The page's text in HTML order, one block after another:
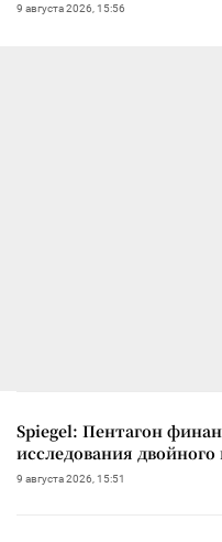
9 августа 2026, 15:56
Spiegel: Пентагон
исследования двойного
9 августа 2026, 15:51